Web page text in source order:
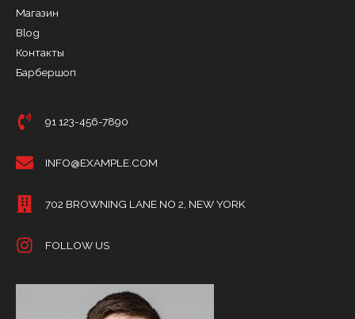
Магазин
Blog
Контакты
Барбершоп
91 123-456-7890
INFO@EXAMPLE.COM
702 BROWNING LANE NO 2, NEW YORK
FOLLOW US